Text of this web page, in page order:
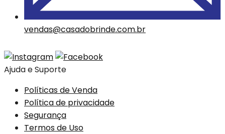
vendas@casadobrinde.com.br
Ajuda e Suporte
Políticas de Venda
Política de privacidade
Segurança
Termos de Uso